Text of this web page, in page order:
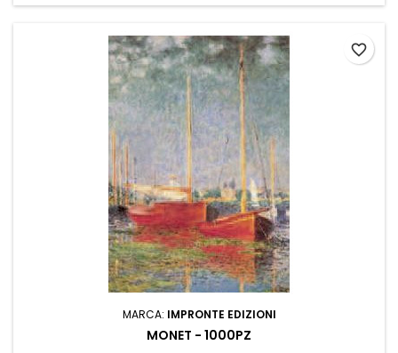
MARCA: IMPRONTE EDIZIONI
MONET - 1000PZ
favorite_border